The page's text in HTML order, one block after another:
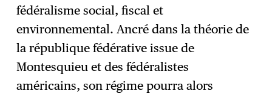
fédéralisme social, fiscal et
environnemental. Ancré dans la théorie de
la république fédérative issue de
Montesquieu et des fédéralistes
américains, son régime pourra alors